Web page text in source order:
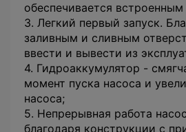
обеспечивается
3. Легкий первый запуск.
заливным и сливным
ввести и вывести из
4. Гидроаккумулятор -
момент пуска насоса и
насоса;
5. Непрерывная работа
благодаря конструкции с